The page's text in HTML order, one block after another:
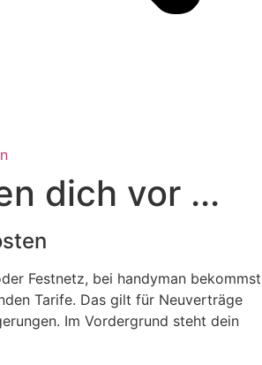
dich vor ...
Festnetz, bei handyman bekommst
Tarife. Das gilt für Neuverträge
Im Vordergrund steht dein